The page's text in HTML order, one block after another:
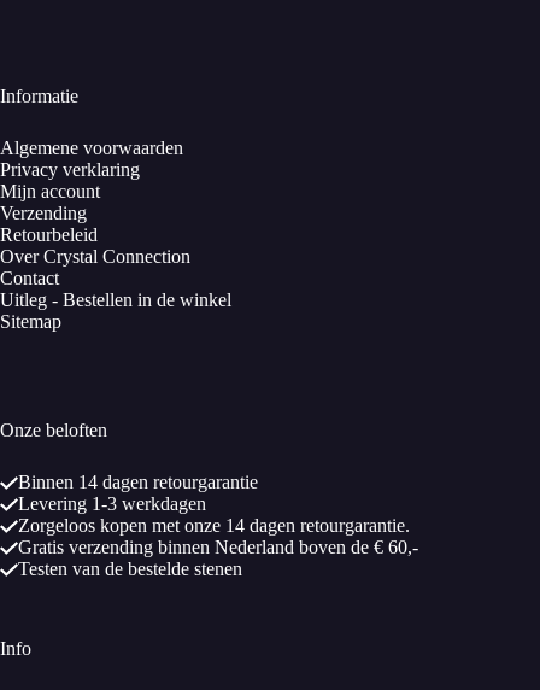
Informatie
Algemene voorwaarden
Privacy verklaring
Mijn account
Verzending
Retourbeleid
Over Crystal Connection
Contact
Uitleg - Bestellen in de winkel
Sitemap
Onze beloften
Binnen 14 dagen retourgarantie
Levering 1-3 werkdagen
Zorgeloos kopen met onze 14 dagen retourgarantie.
Gratis verzending binnen Nederland boven de € 60,-
Testen van de bestelde stenen
Info